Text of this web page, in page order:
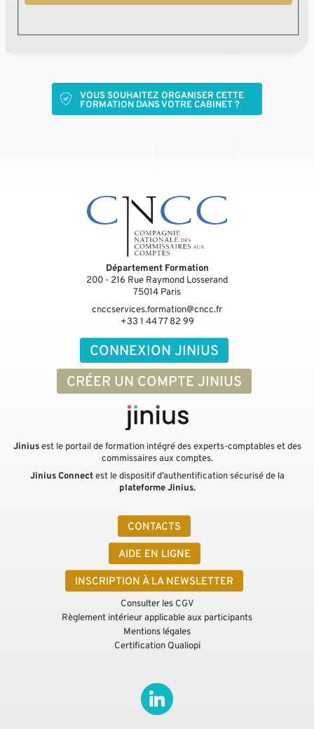
VOUS SOUHAITEZ ORGANISER CETTE
FORMATION DANS VOTRE CABINET ?
CONNEXION JINIUS
CRÉER UN COMPTE JINIUS
CONTACTS
AIDE EN LIGNE
INSCRIPTION À LA NEWSLETTER
Département Formation
200 - 216 Rue Raymond Losserand
75014 Paris
cnccservices.formation@cncc.fr
+33 1 44 77 82 99
Jiniusest le portail de formation intégré des experts-comptables et des
commissaires aux comptes.
Jinius Connectest le dispositif d’authentification sécurisé de la
plateforme Jinius.
Consulter les CGV
Règlement intérieur applicable aux participants
Mentions légales
Certification Qualiopi